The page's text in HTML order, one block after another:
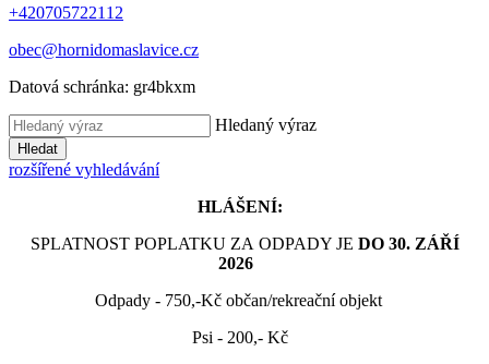
+420705722112
obec@hornidomaslavice.cz
Datová schránka: gr4bkxm
Hledaný výraz
Hledat
rozšířené vyhledávání
HLÁŠENÍ:
SPLATNOST POPLATKU ZA ODPADY JE DO 30. ZÁŘÍ
2026
Odpady - 750,-Kč občan/rekreační objekt
Psi - 200,- Kč